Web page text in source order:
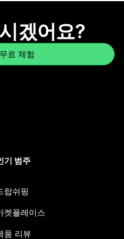
겠어요?
료 체험
기 범주
랍쉬핑
켓플레이스
품 리뷰